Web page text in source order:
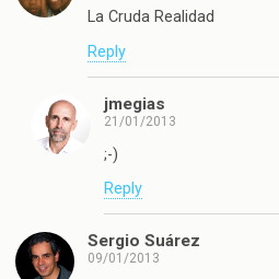
La Cruda Realidad
Reply
jmegias
21/01/2013
;-)
Reply
Sergio Suárez
09/01/2013